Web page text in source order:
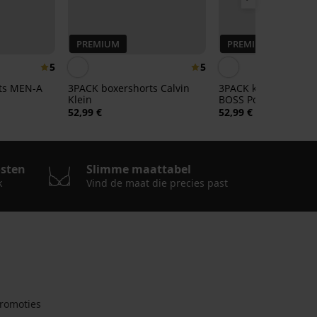
5
MEN-A
PREMIUM
5
3PACK boxershorts Calvin
Klein
52,99 €
PREMIUM
3PACK katoenen
BOSS Power
52,99 €
Slimme maattabel
Vind de maat die precies past